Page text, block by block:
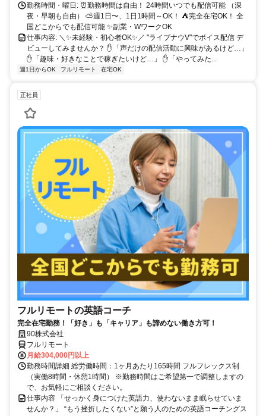
勤務時間・曜日: ⏰勤務時間は自由！ 24時間いつでも配信可能 （深
夜・早朝も自由） ⛅週1日〜、1日1時間～OK！ ⛺完全在宅OK！ 全
国どこからでも配信可能 ✨副業・WワークOK
仕事内容: ＼✨未経験・初心者OK✨／ "ライブナウV"でボイス配信 デ
ビューしてみませんか？ ✋「声だけの配信活動に興味があるけど…」
✋「趣味・好きなことで稼ぎたいけど…」 ✋「やってみた...
週1日からOK フルリモート 在宅OK
正社員
フルリモートの英語コーチ
完全在宅勤務！「好き」も「キャリア」も諦めない働き方可！
90株式会社
フルリモート
月給304,000円以上
勤務時間詳細 総労働時間：1ヶ月あたり165時間 フルフレックス制
（実働8時間・休憩1時間） ※勤務時間はご希望第一で調整しますの
で、お気軽にご相談ください。
仕事内容 「せっかく身につけた英語力、使わないまま眠らせていま
せんか？」 “もう挫折したくない”と願う人のための英語コーチングス